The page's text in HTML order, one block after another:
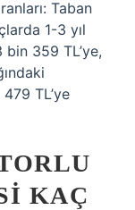
Taban
1-3 yıl
bin 359 TL’ye,
TL’ye
KAÇ